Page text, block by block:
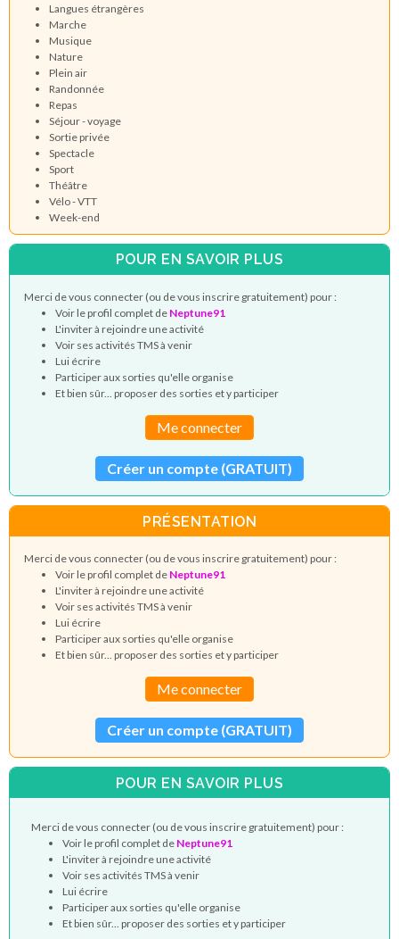
Langues étrangères
Marche
Musique
Nature
Plein air
Randonnée
Repas
Séjour - voyage
Sortie privée
Spectacle
Sport
Théâtre
Vélo - VTT
Week-end
POUR EN SAVOIR PLUS
Merci de vous connecter (ou de vous inscrire gratuitement) pour :
Voir le profil complet de Neptune91
L'inviter à rejoindre une activité
Voir ses activités TMS à venir
Lui écrire
Participer aux sorties qu'elle organise
Et bien sûr... proposer des sorties et y participer
Me connecter
Créer un compte (GRATUIT)
PRÉSENTATION
Merci de vous connecter (ou de vous inscrire gratuitement) pour :
Voir le profil complet de Neptune91
L'inviter à rejoindre une activité
Voir ses activités TMS à venir
Lui écrire
Participer aux sorties qu'elle organise
Et bien sûr... proposer des sorties et y participer
Me connecter
Créer un compte (GRATUIT)
POUR EN SAVOIR PLUS
Merci de vous connecter (ou de vous inscrire gratuitement) pour :
Voir le profil complet de Neptune91
L'inviter à rejoindre une activité
Voir ses activités TMS à venir
Lui écrire
Participer aux sorties qu'elle organise
Et bien sûr... proposer des sorties et y participer